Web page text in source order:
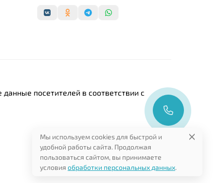
посетителей в соответствии с
Мы используем cookies для быстрой и
удобной работы сайта. Продолжая
пользоваться сайтом, вы принимаете
условия обработки персональных данных.